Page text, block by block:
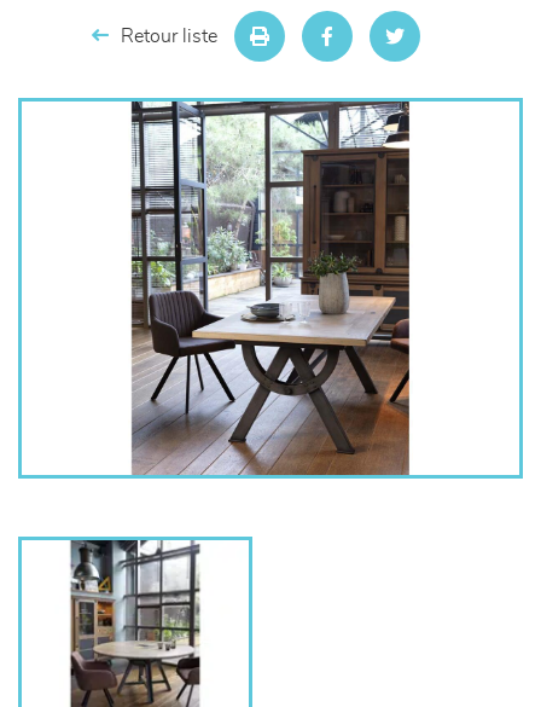
Retour liste